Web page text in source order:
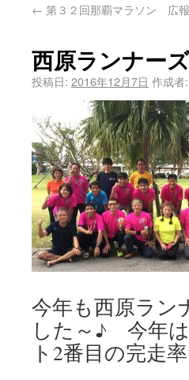
← 第３２回那覇マラソン 広
西原ランナー
投稿日: 2016年12月7日 作成者:
今年も西原ラン
した～♪ 今年
ト2番目の完走